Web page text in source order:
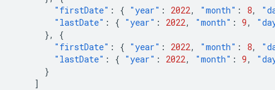
"firstDate" : { "year" : 2022, "month" : 8,
"lastDate" : { "year" : 2022, "month" : 9,
},
{
"firstDate" : { "year" : 2022, "month" : 8,
"lastDate" : { "year" : 2022, "month" : 9,
}
]